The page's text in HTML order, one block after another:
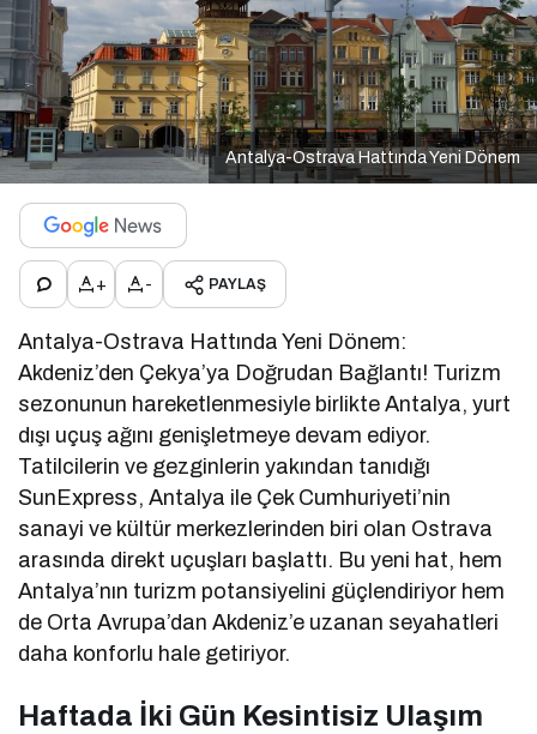
Antalya-Ostrava Hattında Yeni Dönem
+ - PAYLAŞ
Antalya-Ostrava Hattında Yeni Dönem:
Akdeniz’den Çekya’ya Doğrudan Bağlantı! Turizm
sezonunun hareketlenmesiyle birlikte Antalya, yurt
dışı uçuş ağını genişletmeye devam ediyor.
Tatilcilerin ve gezginlerin yakından tanıdığı
SunExpress, Antalya ile Çek Cumhuriyeti’nin
sanayi ve kültür merkezlerinden biri olan Ostrava
arasında direkt uçuşları başlattı. Bu yeni hat, hem
Antalya’nın turizm potansiyelini güçlendiriyor hem
de Orta Avrupa’dan Akdeniz’e uzanan seyahatleri
daha konforlu hale getiriyor.
Haftada İki Gün Kesintisiz Ulaşım